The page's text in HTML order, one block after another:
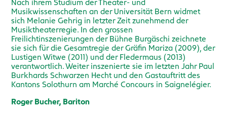
Nach ihrem Studium der Theater- und
Musikwissenschaften an der Universität Bern widmet
sich Melanie Gehrig in letzter Zeit zunehmend der
Musiktheaterregie. In den grossen
Freilichtinszenierungen der Bühne Burgäschi zeichnete
sie sich für die Gesamtregie der Gräfin Mariza (2009), der
Lustigen Witwe (2011) und der Fledermaus (2013)
verantwortlich. Weiter inszenierte sie im letzten Jahr Paul
Burkhards Schwarzen Hecht und den Gastauftritt des
Kantons Solothurn am Marché Concours in Saignelégier.
Roger Bucher, Bariton